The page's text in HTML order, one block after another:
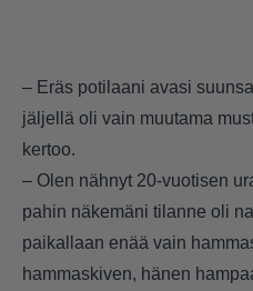
– Eräs potilaani avasi
jäljellä oli vain muutama
kertoo.
– Olen nähnyt 20-vuotisen
pahin näkemäni tilanne oli
paikallaan enää vain
hammaskiven, hänen